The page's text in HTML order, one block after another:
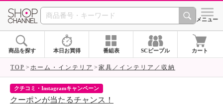
SHOP CHANNEL シメニュー
商品を探す 本日お買得 番組表 SCピープル カート
TOP ホーム・インテリア 家具／インテリア／収納
クチコミ・Instagramキャンペーン
クーポンが当たるチャンス！